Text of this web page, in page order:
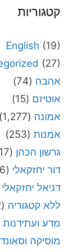
קטגוריות
English (19)
(27)
אהבה (74)
אוטיזם (15)
אמונה (1,277)
אמנות (253)
גרשון הכהן (817)
דור יחזקאלי (16)
דניאל יחזקאלי
ללא קטגוריה (162)
מדע ועתידנות
מוסיקה וסאונד